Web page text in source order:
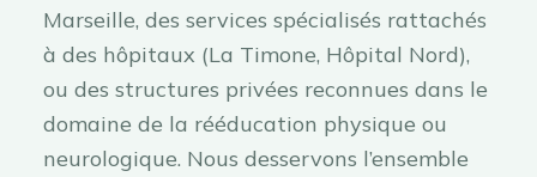
Marseille, des services spécialisés rattachés
à des hôpitaux (La Timone, Hôpital Nord),
ou des structures privées reconnues dans le
domaine de la rééducation physique ou
neurologique. Nous desservons l’ensemble